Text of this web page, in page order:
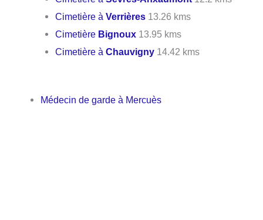
Cimetière àVerrières 13.26 kms
Cimetière Bignoux 13.95 kms
Cimetière àChauvigny 14.42 kms
Médecin de garde à Mercuès